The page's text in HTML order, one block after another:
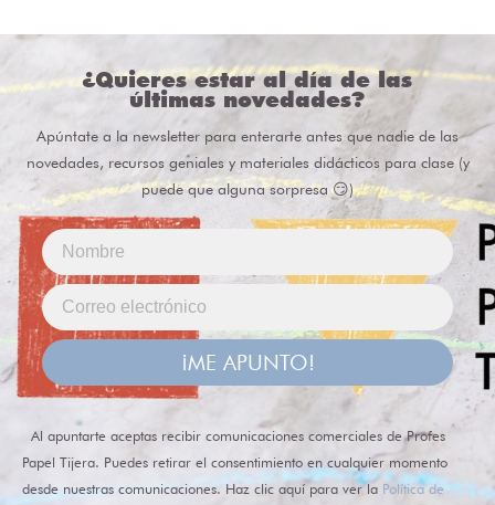
¿Quieres estar al día de las
últimas novedades?
Apúntate a la newsletter para enterarte antes que nadie de las
novedades, recursos geniales y materiales didácticos para clase (y
puede que alguna sorpresa 😏)
¡ME APUNTO!
Al apuntarte aceptas recibir comunicaciones comerciales de Profes
Papel Tijera. Puedes retirar el consentimiento en cualquier momento
desde nuestras comunicaciones. Haz clic aquí para ver la Política de